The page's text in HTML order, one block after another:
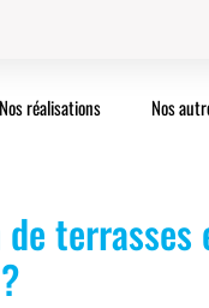
Nos réalisations Nos
terrasses